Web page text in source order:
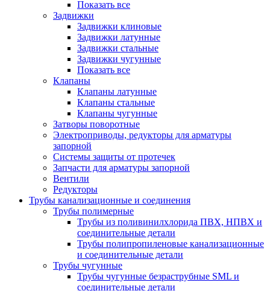
Показать все
Задвижки
Задвижки клиновые
Задвижки латунные
Задвижки стальные
Задвижки чугунные
Показать все
Клапаны
Клапаны латунные
Клапаны стальные
Клапаны чугунные
Затворы поворотные
Электроприводы, редукторы для арматуры
запорной
Системы защиты от протечек
Запчасти для арматуры запорной
Вентили
Редукторы
Трубы канализационные и соединения
Трубы полимерные
Трубы из поливинилхлорида ПВХ, НПВХ и
соединительные детали
Трубы полипропиленовые канализационные
и соединительные детали
Трубы чугунные
Трубы чугунные безраструбные SML и
соединительные детали